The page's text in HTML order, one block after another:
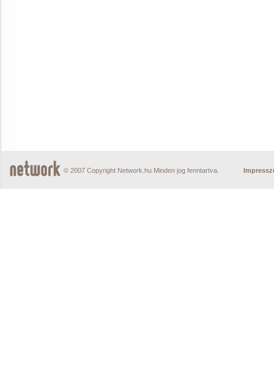
© 2007 Copyright Network.hu Minden jog fenntartva.